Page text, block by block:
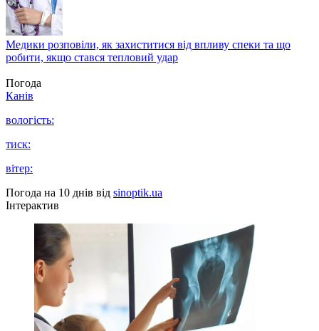
Медики розповіли, як захиститися від впливу спеки та що
робити, якщо стався тепловий удар
Погода
Канів
вологість:
тиск:
вітер:
Погода на 10 днів від sinoptik.ua
Інтерактив